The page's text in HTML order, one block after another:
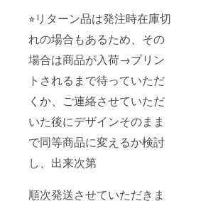
⭐︎リターン品は発注時在庫切
れの場合もあるため、その
場合は商品が入荷→プリン
トされるまで待っていただ
くか、ご連絡させていただ
いた後にデザインそのまま
で同等商品に変えるか検討
し、出来次第
順次発送させていただきま